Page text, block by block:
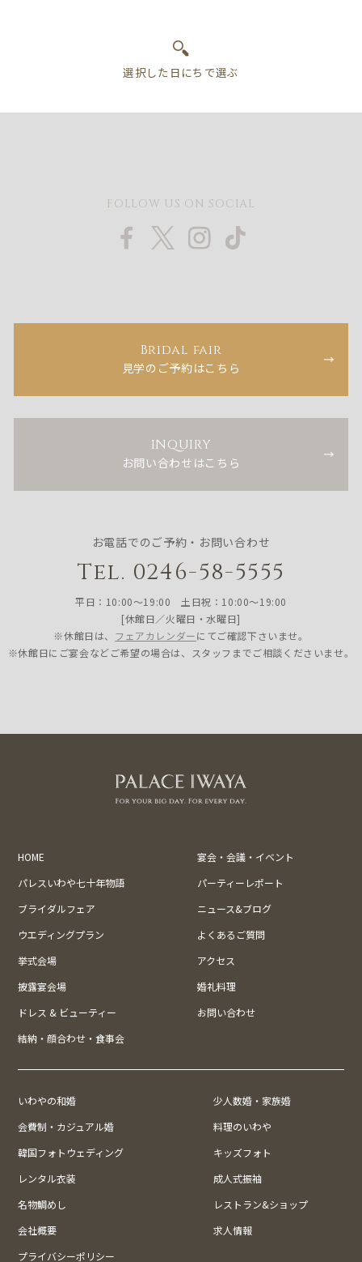
FOLLOW US ON SOCIAL
Bridal fair
見学のご予約はこちら
INQUIRY
お問い合わせはこちら
お電話でのご予約・お問い合わせ
Tel. 0246-58-5555
平日：10:00〜19:00 土日祝：10:00〜19:00
[休館日／火曜日・水曜日]
※休館日は、 フェアカレンダーにてご確認下さいませ。
※休館日にご宴会などご希望の場合は、スタッフまでご相談くださいませ。
HOME
宴会・会議・イベント
パレスいわや七十年物語
パーティーレポート
ブライダルフェア
ニュース&ブログ
ウエディングプラン
よくあるご質問
挙式会場
アクセス
披露宴会場
婚礼料理
ドレス & ビューティー
お問い合わせ
結納・顔合わせ・食事会
いわやの和婚
少人数婚・家族婚
会費制・カジュアル婚
料理のいわや
韓国フォトウェディング
キッズフォト
レンタル衣装
成人式振袖
名物鯛めし
レストラン&ショップ
会社概要
求人情報
プライバシーポリシー